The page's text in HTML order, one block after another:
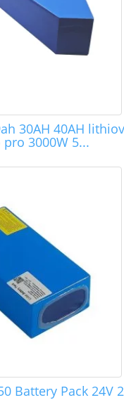
30AH 40AH
3000W 5...
Battery Pack 24V